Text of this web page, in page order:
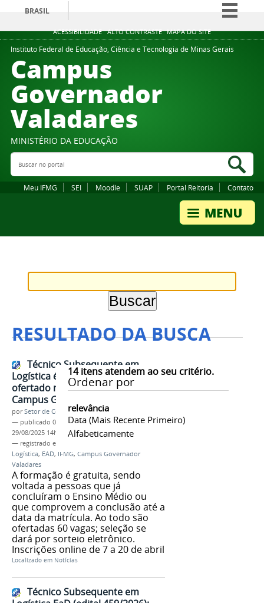
ACESSIBILIDADE ALTO CONTRASTE MAPA DO SITE
BRASIL
Simplifique!
Comunica BR
Instituto Federal de Educação, Ciência e Tecnologia de Minas Gerais
Campus
Governador
Valadares
MINISTÉRIO DA EDUCAÇÃO
Buscar no portal
Meu IFMG SEI Moodle SUAP Portal Reitoria Contato
RESULTADO DA BUSCA
14itens atendem ao seu critério.
Ordenar por
relevância
Data (mais Recente Primeiro)
Alfabeticamente
Técnico Subsequente em
Logística é o mais novo curso
ofertado na modalidade EaD pelo
Campus GV
porSetor de Comunicação
— publicado 04/04/2025 —última modificação
29/08/2025 14h00
— registrado em:
Logística, EAD, IFMG, Campus Governador
Valadares
A formação é gratuita, sendo
voltada a pessoas que já
concluíram o Ensino Médio ou
que comprovem a conclusão até a
data da matrícula. Ao todo são
ofertadas 60 vagas; seleção se
dará por sorteio eletrônico.
Inscrições online de 7 a 20 de abril
Localizado em Notícias
Técnico Subsequente em